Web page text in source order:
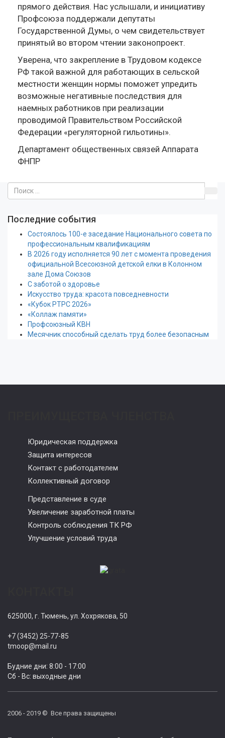
прямого действия. Нас услышали, и инициативу
Профсоюза поддержали депутаты
Государственной Думы, о чем свидетельствует
принятый во втором чтении законопроект.
Уверена, что закрепление в Трудовом кодексе
РФ такой важной для работающих в сельской
местности женщин нормы поможет упредить
возможные негативные последствия для
наемных работников при реализации
проводимой Правительством Российской
Федерации «регуляторной гильотины».
Департамент общественных связей Аппарата
ФНПР
Последние события
Состоялось 100-е заседание Национального совета по
профессиональным квалификациям
В 2026 году исполняется 90 лет с момента проведения
официальной Всесоюзной детской елки в Колонном
зале Дома Союзов
С заботой о здоровье
Искусство труда: красота повседневности
«Кубок РТРС 2026»
«Коллаж памяти»
Профсоюзный КВН
Месячник способный сделать труд более безопасным
Юридическая поддержка
Защита интересов
Контакт с работодателем
Коллективный договор
Представление в суде
Увеличение заработной платы
Контроль соблюдения ТК РФ
Улучшение условий труда
625000, г. Тюмень, ул. Хохрякова, 50
+7 (3452) 25-77-85
tmoop@mail.ru
Будние дни: 8:00 - 17:00
Сб - Вс: выходные дни
2006 - 2019 © Все права защищены